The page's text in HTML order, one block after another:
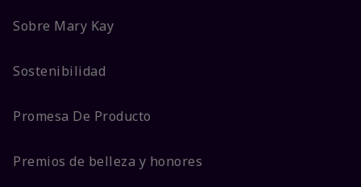
Sobre Mary Kay
Sostenibilidad
Promesa De Producto
Premios de belleza y honores